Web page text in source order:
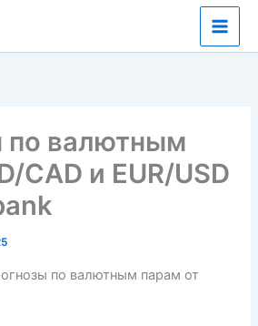
по валютным
CAD и EUR/USD
по валютным парам от